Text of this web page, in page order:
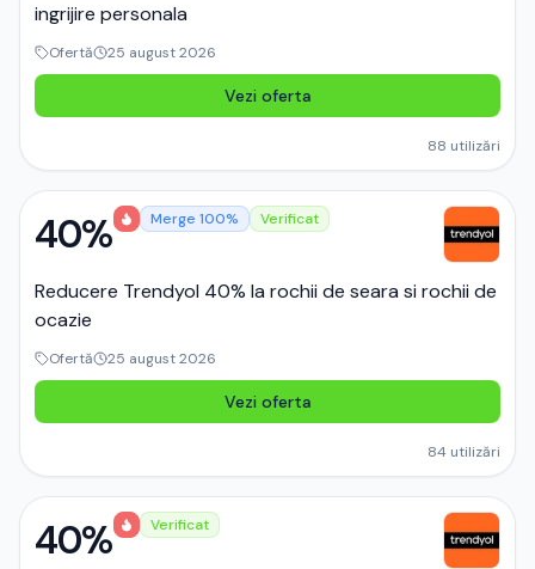
ingrijire personala
Ofertă 25 august 2026
Vezi oferta
88 utilizări
40% Merge 100% Verificat
Reducere Trendyol 40% la rochii de seara si rochii de
ocazie
Ofertă 25 august 2026
Vezi oferta
84 utilizări
40% Verificat